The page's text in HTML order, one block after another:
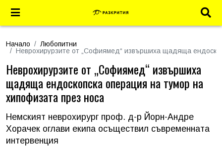
Начало
Любопитни
Неврохирурзите от „Софиямед“ извършиха щадяща
Неврохирурзите от „Софиямед“ извършиха
щадяща ендоскопска операция на тумор на
хипофизата през носа
Немският неврохирург проф. д-р Йорн-Андре
Хорачек оглави екипа осъществил съвременната
интервенция